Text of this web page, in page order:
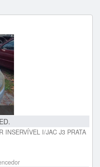
INSERVÍVEL I/JAC J3 PRATA